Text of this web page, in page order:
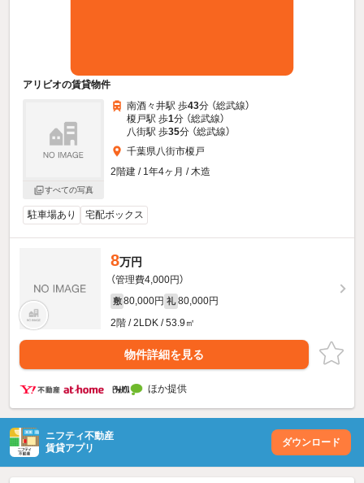
アリビオの賃貸物件
すべての写真
南酒々井駅 歩43分 （総武線）
榎戸駅 歩1分 （総武線）
八街駅 歩35分 （総武線）
千葉県八街市榎戸
2階建 / 1年4ヶ月 / 木造
駐車場あり 宅配ボックス
8万円
（管理費4,000円）
敷 80,000円 礼 80,000円
2階 / 2LDK / 53.9㎡
物件詳細を見る
ほか提供
ニフティ不動産
賃貸アプリ
ダウンロード